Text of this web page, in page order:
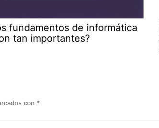
fundamentos de informática
tan importantes?
con *